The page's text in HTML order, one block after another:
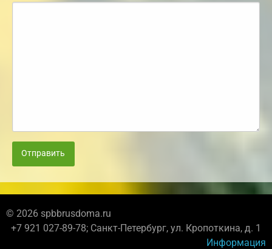
Отправить
© 2026 spbbrusdoma.ru
+7 921 027-89-78; Санкт-Петербург, ул. Кропоткина, д. 1
Информация